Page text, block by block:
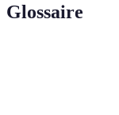
Glossaire